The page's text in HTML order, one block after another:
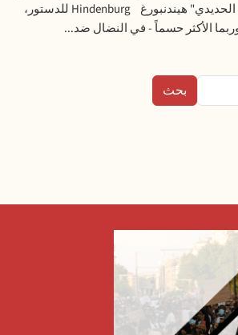
ضد انتهاكات "الجنرال الحديدي" هيندنبورغ Hindenburg للدستور،
الأكثر حسماً - في النضال ضد...